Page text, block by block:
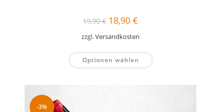
19,90€ Ursprünglicher
Preis
war:
19,90 €
18,90 €
18,90 €.
zzgl.Versandkosten
Optionen wählen
-3%